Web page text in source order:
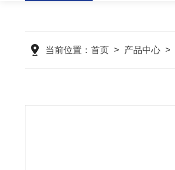
当前位置： 首页> 产品中心>